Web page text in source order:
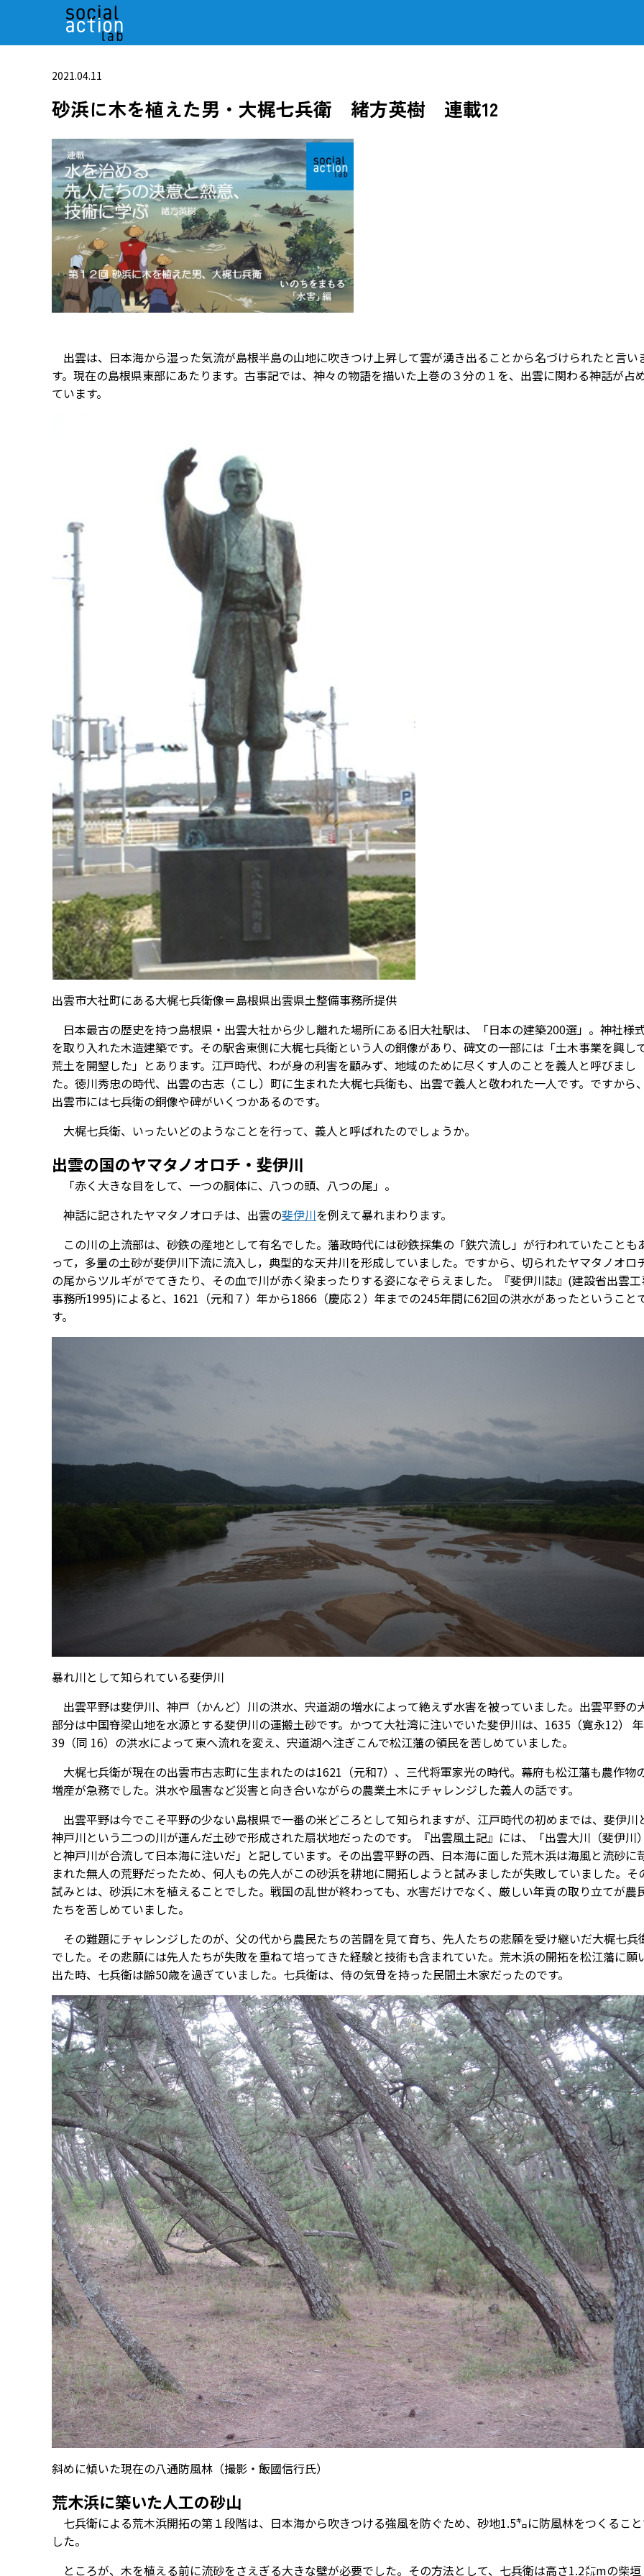
2021.04.11
砂浜に木を植えた男・大梶七兵衛 緒方英樹 連載12
出雲は、日本海から湿った気流が島根半島の山地に吹きつけ上昇して雲が湧き出ることから名づけられたと言い
す。現在の島根県東部にあたります。古事記では、神々の物語を描いた上巻の３分の１を、出雲に関わる神話が占
ています。
出雲市大社町にある大梶七兵衛像＝島根県出雲県土整備事務所提供
日本最古の歴史を持つ島根県・出雲大社から少し離れた場所にある旧大社駅は、「日本の建築200選」。神社様
を取り入れた木造建築です。その駅舎東側に大梶七兵衛という人の銅像があり、碑文の一部には「土木事業を興し
荒土を開墾した」とあります。江戸時代、わが身の利害を顧みず、地域のために尽くす人のことを義人と呼びまし
た。徳川秀忠の時代、出雲の古志（こし）町に生まれた大梶七兵衛も、出雲で義人と敬われた一人です。ですから
出雲市には七兵衛の銅像や碑がいくつかあるのです。
大梶七兵衛、いったいどのようなことを行って、義人と呼ばれたのでしょうか。
出雲の国のヤマタノオロチ・斐伊川
「赤く大きな目をして、一つの胴体に、八つの頭、八つの尾」。
神話に記されたヤマタノオロチは、出雲の斐伊川を例えて暴れまわります。
この川の上流部は、砂鉄の産地として有名でした。藩政時代には砂鉄採集の「鉄穴流し」が行われていたことも
って，多量の土砂が斐伊川下流に流入し，典型的な天井川を形成していました。ですから、切られたヤマタノオロ
の尾からツルギがでてきたり、その血で川が赤く染まったりする姿になぞらえました。『斐伊川誌』(建設省出雲
事務所1995)によると、1621（元和７）年から1866（慶応２）年までの245年間に62回の洪水があったということ
す。
暴れ川として知られている斐伊川
出雲平野は斐伊川、神戸（かんど）川の洪水、宍道湖の増水によって絶えず水害を被っていました。出雲平野の
部分は中国脊梁山地を水源とする斐伊川の運搬土砂です。かつて大社湾に注いでいた斐伊川は、1635（寛永12）
39（同 16）の洪水によって東へ流れを変え、宍道湖へ注ぎこんで松江藩の領民を苦しめていました。
大梶七兵衛が現在の出雲市古志町に生まれたのは1621（元和7）、三代将軍家光の時代。幕府も松江藩も農作物
増産が急務でした。洪水や風害など災害と向き合いながらの農業土木にチャレンジした義人の話です。
出雲平野は今でこそ平野の少ない島根県で一番の米どころとして知られますが、江戸時代の初めまでは、斐伊川
神戸川という二つの川が運んだ土砂で形成された扇状地だったのです。『出雲風土記』には、「出雲大川（斐伊川
と神戸川が合流して日本海に注いだ」と記しています。その出雲平野の西、日本海に面した荒木浜は海風と流砂に
まれた無人の荒野だったため、何人もの先人がこの砂浜を耕地に開拓しようと試みましたが失敗していました。そ
試みとは、砂浜に木を植えることでした。戦国の乱世が終わっても、水害だけでなく、厳しい年貢の取り立てが農
たちを苦しめていました。
その難題にチャレンジしたのが、父の代から農民たちの苦闘を見て育ち、先人たちの悲願を受け継いだ大梶七兵
でした。その悲願には先人たちが失敗を重ねて培ってきた経験と技術も含まれていた。荒木浜の開拓を松江藩に願
出た時、七兵衛は齢50歳を過ぎていました。七兵衛は、侍の気骨を持った民間土木家だったのです。
斜めに傾いた現在の八通防風林（撮影・飯國信行氏）
荒木浜に築いた人工の砂山
七兵衛による荒木浜開拓の第１段階は、日本海から吹きつける強風を防ぐため、砂地1.5㌔に防風林をつくるこ
した。
ところが、木を植える前に流砂をさえぎる大きな壁が必要でした。その方法として、七兵衛は高さ1.2㍍mの柴垣